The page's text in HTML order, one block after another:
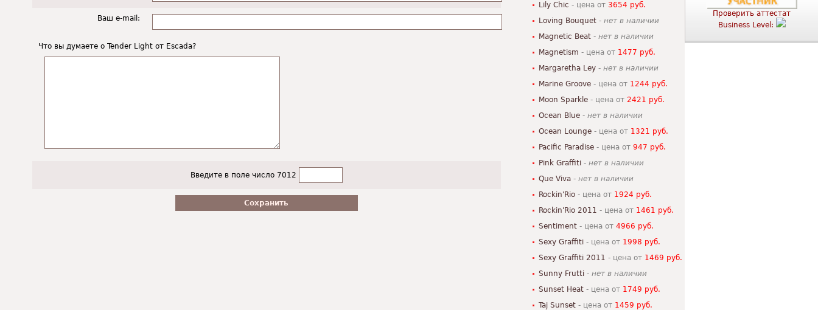
Ваш e-mail:
Что вы думаете о Tender Light от Escada?
Введите в поле число 7012
Lily Chic - цена от 3654 руб.
Loving Bouquet - нет в наличии
Magnetic Beat - нет в наличии
Magnetism - цена от 1477 руб.
Margaretha Ley - нет в наличии
Marine Groove - цена от 1244 руб.
Moon Sparkle - цена от 2421 руб.
Ocean Blue - нет в наличии
Ocean Lounge - цена от 1321 руб.
Pacific Paradise - цена от 947 руб.
Pink Graffiti - нет в наличии
Que Viva - нет в наличии
Rockin'Rio - цена от 1924 руб.
Rockin'Rio 2011 - цена от 1461 руб.
Sentiment - цена от 4966 руб.
Sexy Graffiti - цена от 1998 руб.
Sexy Graffiti 2011 - цена от 1469 руб.
Sunny Frutti - нет в наличии
Sunset Heat - цена от 1749 руб.
Taj Sunset - цена от 1459 руб.
Проверить аттестат
Business Level: